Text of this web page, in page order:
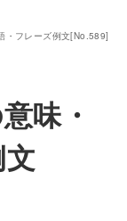
・フレーズ例文[No.589]
味・